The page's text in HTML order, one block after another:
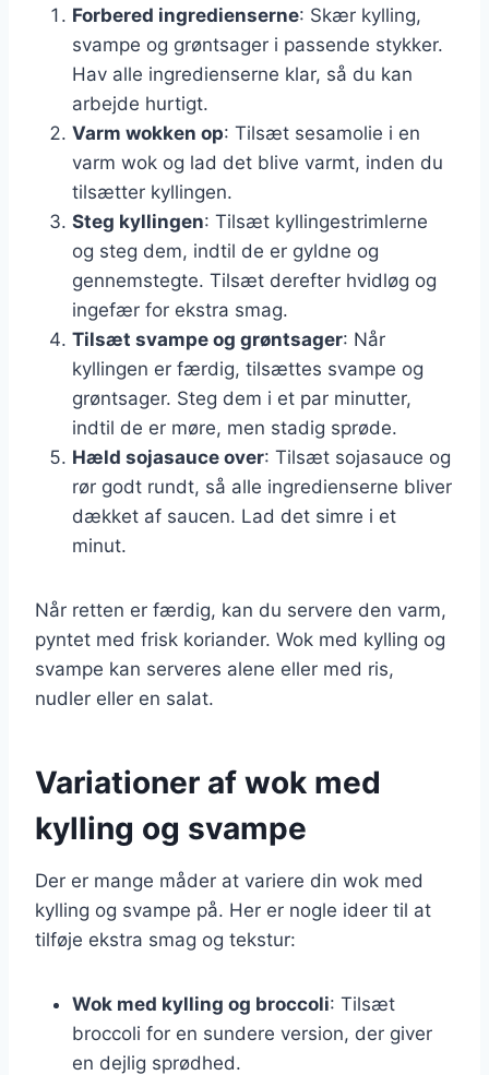
Forbered ingredienserne: Skær kylling,
svampe og grøntsager i passende stykker.
Hav alle ingredienserne klar, så du kan
arbejde hurtigt.
Varm wokken op: Tilsæt sesamolie i en
varm wok og lad det blive varmt, inden du
tilsætter kyllingen.
Steg kyllingen: Tilsæt kyllingestrimlerne
og steg dem, indtil de er gyldne og
gennemstegte. Tilsæt derefter hvidløg og
ingefær for ekstra smag.
Tilsæt svampe og grøntsager: Når
kyllingen er færdig, tilsættes svampe og
grøntsager. Steg dem i et par minutter,
indtil de er møre, men stadig sprøde.
Hæld sojasauce over: Tilsæt sojasauce og
rør godt rundt, så alle ingredienserne bliver
dækket af saucen. Lad det simre i et
minut.
Når retten er færdig, kan du servere den varm,
pyntet med frisk koriander. Wok med kylling og
svampe kan serveres alene eller med ris,
nudler eller en salat.
Variationer af wok med
kylling og svampe
Der er mange måder at variere din wok med
kylling og svampe på. Her er nogle ideer til at
tilføje ekstra smag og tekstur:
Wok med kylling og broccoli: Tilsæt
broccoli for en sundere version, der giver
en dejlig sprødhed.